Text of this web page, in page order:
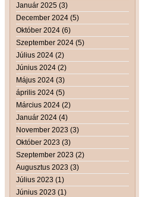
Január 2025 (3)
December 2024 (5)
Október 2024 (6)
Szeptember 2024 (5)
Július 2024 (2)
Június 2024 (2)
Május 2024 (3)
április 2024 (5)
Március 2024 (2)
Január 2024 (4)
November 2023 (3)
Október 2023 (3)
Szeptember 2023 (2)
Augusztus 2023 (3)
Július 2023 (1)
Június 2023 (1)